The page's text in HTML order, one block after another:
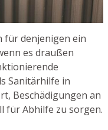
für denjenigen ein
es draußen
Sanitärhilfe in
Beschädigungen an
für Abhilfe zu sorgen.